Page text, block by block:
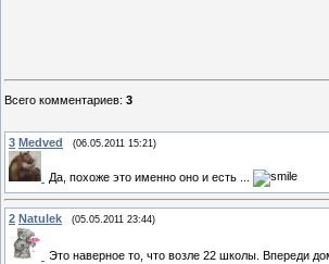
Всего комментариев: 3
3 Medved (06.05.2011 15:21)
Да, похоже это именно оно и есть ...
2 Natulek (05.05.2011 23:44)
Это наверное то, что возле 22 школы. Впереди